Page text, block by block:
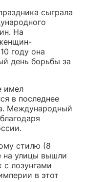
сыграла
На
году она
день борьбы за
имел
в последнее
Международный
стилю (8
на улицы вышли
с лозунгами
в этот